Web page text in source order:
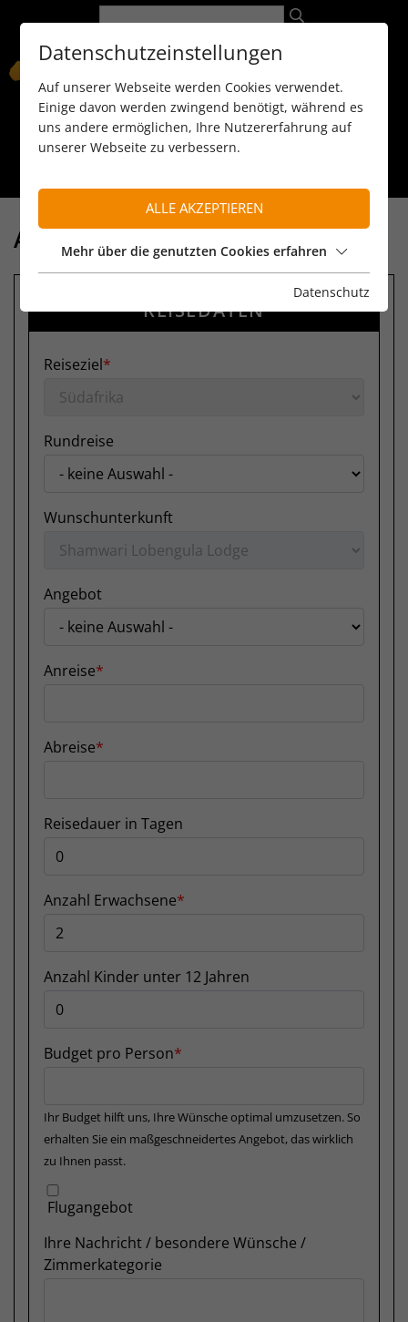
089 / 8 11 90 15
ANFRAGE
REISEDATEN
Reiseziel
Rundreise
Wunschunterkunft
Angebot
Anreise
Abreise
Reisedauer in Tagen
Anzahl Erwachsene
Anzahl Kinder unter 12 Jahren
Budget pro Person
Ihr Budget hilft uns, Ihre Wünsche optimal umzusetzen. So
erhalten Sie ein maßgeschneidertes Angebot, das wirklich
zu Ihnen passt.
Flugangebot
Ihre Nachricht / besondere Wünsche /
Zimmerkategorie
Datenschutzeinstellungen
Auf unserer Webseite werden Cookies verwendet.
Einige davon werden zwingend benötigt, während es
uns andere ermöglichen, Ihre Nutzererfahrung auf
unserer Webseite zu verbessern.
ALLE AKZEPTIEREN
Mehr über die genutzten Cookies erfahren
Datenschutz